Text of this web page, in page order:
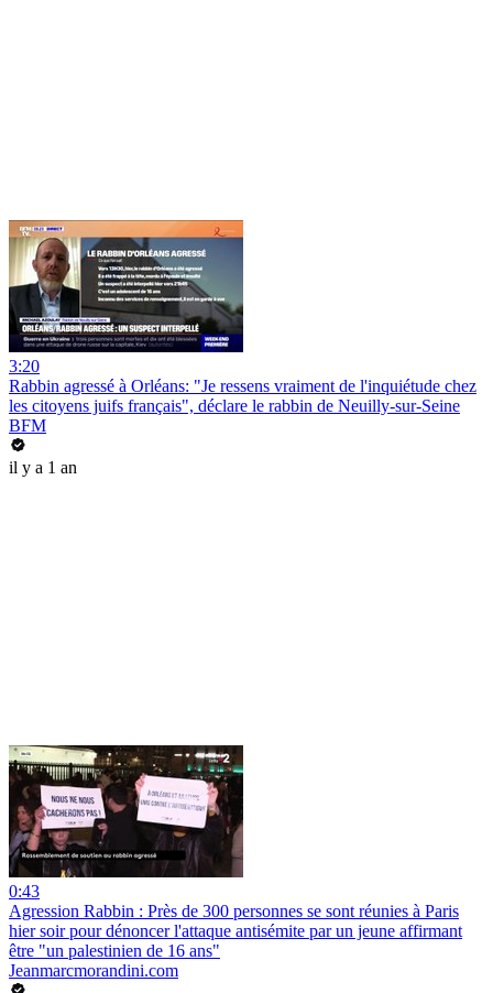
3:20
Rabbin agressé à Orléans: "Je ressens vraiment de l'inquiétude chez
les citoyens juifs français", déclare le rabbin de Neuilly-sur-Seine
BFM
il y a 1 an
0:43
Agression Rabbin : Près de 300 personnes se sont réunies à Paris
hier soir pour dénoncer l'attaque antisémite par un jeune affirmant
être "un palestinien de 16 ans"
Jeanmarcmorandini.com